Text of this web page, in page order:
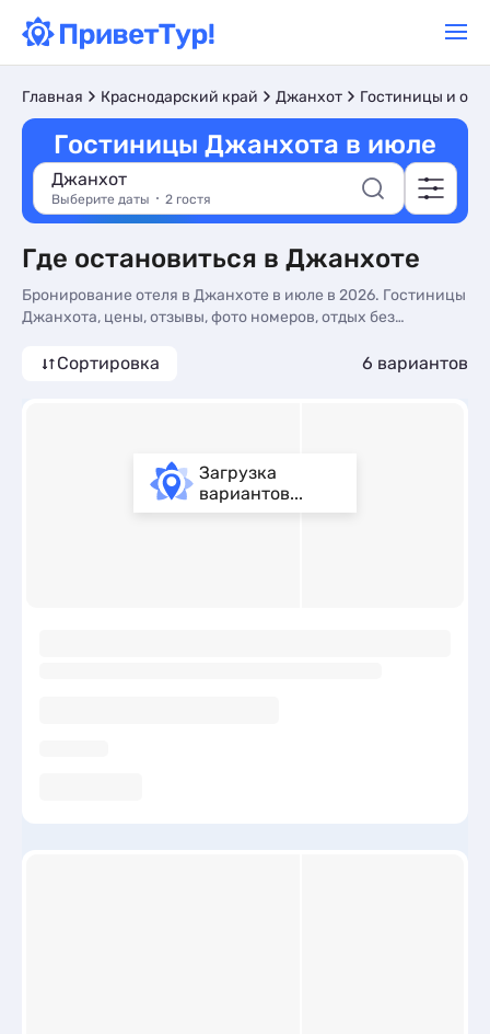
Главная Краснодарский край Джанхот Гостиницы и
Гостиницы Джанхота в июле
Джанхот
Выберите даты 2 гостя
Где остановиться в Джанхоте
Бронирование отеля в Джанхоте в июле в 2026. Гостиницы
Джанхота, цены, отзывы, фото номеров, отдых без
Сортировка 6 вариантов
Загрузка
вариантов...